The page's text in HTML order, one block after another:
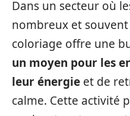
Dans un secteur où
nombreux et
coloriage offre une
un moyen pour les
leur énergie et de
calme. Cette activité